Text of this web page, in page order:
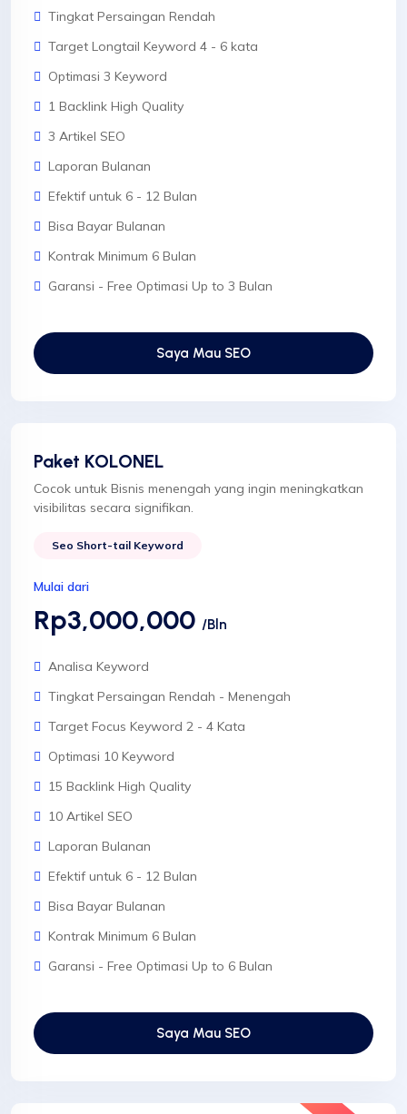
Tingkat Persaingan Rendah
Target Longtail Keyword 4 - 6 kata
Optimasi 3 Keyword
1 Backlink High Quality
3 Artikel SEO
Laporan Bulanan
Efektif untuk 6 - 12 Bulan
Bisa Bayar Bulanan
Kontrak Minimum 6 Bulan
Garansi - Free Optimasi Up to 3 Bulan
Saya Mau SEO
Paket KOLONEL
Cocok untuk Bisnis menengah yang ingin meningkatkan
visibilitas secara signifikan.
Seo Short-tail Keyword
Mulai dari
Rp3,000,000 /Bln
Analisa Keyword
Tingkat Persaingan Rendah - Menengah
Target Focus Keyword 2 - 4 Kata
Optimasi 10 Keyword
15 Backlink High Quality
10 Artikel SEO
Laporan Bulanan
Efektif untuk 6 - 12 Bulan
Bisa Bayar Bulanan
Kontrak Minimum 6 Bulan
Garansi - Free Optimasi Up to 6 Bulan
Saya Mau SEO